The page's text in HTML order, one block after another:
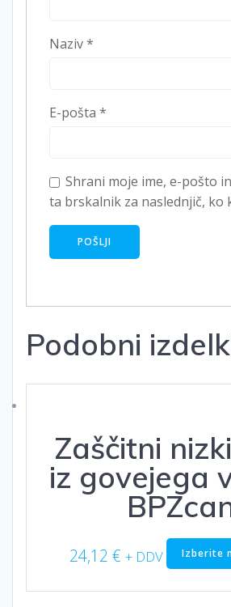
Naziv*
E-pošta *
Shrani moje ime, e-pošto
ta brskalnik za naslednjič, ko
Podobni
Zaščitni
iz govejega
24,12 € + DDV Izberite